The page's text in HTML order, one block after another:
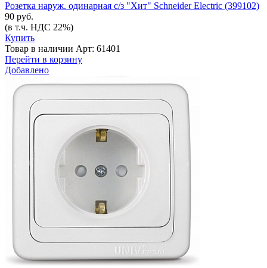
Розетка наруж. одинарная с/з "Хит" Schneider Electric (399102)
90 руб.
(в т.ч. НДС 22%)
Купить
Товар в наличии Арт: 61401
Перейти в корзину
Добавлено